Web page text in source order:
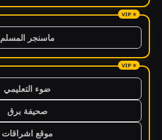
ماسنجر المسلم
ضوء التعليمي
صحيفة برق
موقع اشراقات